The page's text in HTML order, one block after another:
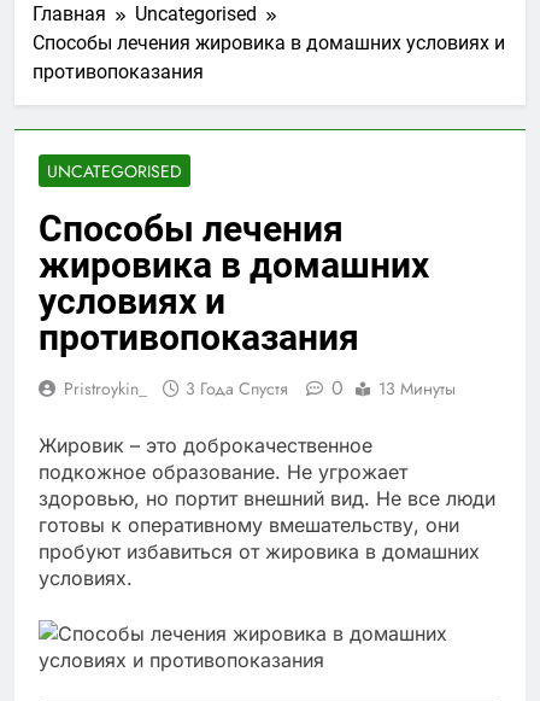
Главная
Uncategorised
Способы лечения жировика в домашних условиях и
противопоказания
UNCATEGORISED
Способы лечения
жировика в домашних
условиях и
противопоказания
Pristroykin_ 3 Года Спустя 0 13 Минуты
Жировик – это доброкачественное
подкожное образование. Не угрожает
здоровью, но портит внешний вид. Не все люди
готовы к оперативному вмешательству, они
пробуют избавиться от жировика в домашних
условиях.